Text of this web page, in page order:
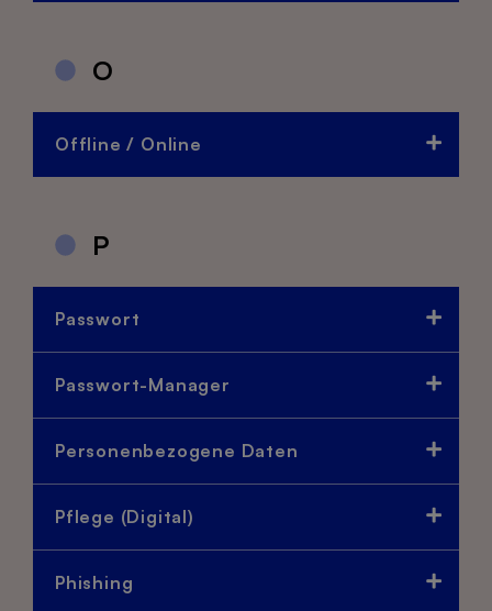
O
Offline / Online
P
Passwort
Passwort-Manager
Personenbezogene Daten
Pflege (Digital)
Phishing